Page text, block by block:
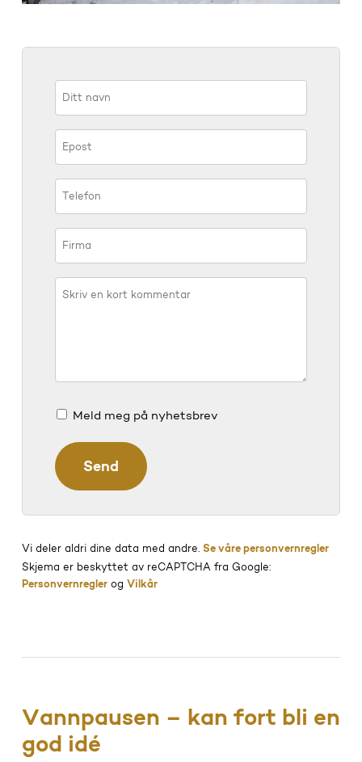
Meld meg på nyhetsbrev
Vi deler aldri dine data med andre. Se våre personvernregler
Skjema er beskyttet av reCAPTCHA fra Google:
Personvernreglerog Vilkår
Vannpausen – kan fort bli en
god idé